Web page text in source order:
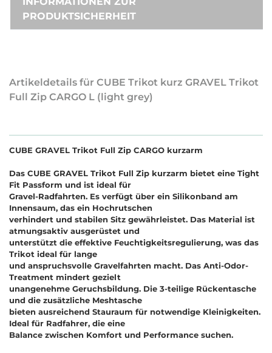
PRODUKTSICHERHEIT
Artikeldetails für CUBE Trikot kurz GRAVEL Trikot
Full Zip CARGO L (light grey)
CUBE GRAVEL Trikot Full Zip CARGO kurzarm
Das CUBE GRAVEL Trikot Full Zip kurzarm bietet eine Tight
Fit Passform und ist ideal für
Gravel-Radfahrten. Es verfügt über ein Silikonband am
Innensaum, das ein Hochrutschen
verhindert und stabilen Sitz gewährleistet. Das Material ist
atmungsaktiv ausgerüstet und
unterstützt die effektive Feuchtigkeitsregulierung, was das
Trikot ideal für lange
und anspruchsvolle Gravelfahrten macht. Das Anti-Odor-
Treatment mindert gezielt
unangenehme Geruchsbildung. Die 3-teilige Rückentasche
und die zusätzliche Meshtasche
bieten ausreichend Stauraum für notwendige Kleinigkeiten.
Ideal für Radfahrer, die eine
Balance zwischen Komfort und Performance suchen.